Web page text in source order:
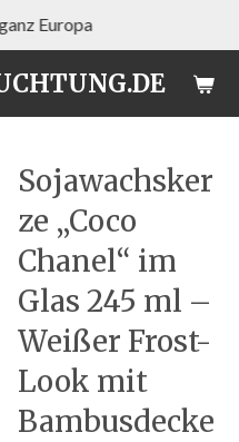
Europa
Sojawachsker
ze „Coco
Chanel“ im
Glas 245 ml –
Weißer Frost-
Look mit
Bambusdecke